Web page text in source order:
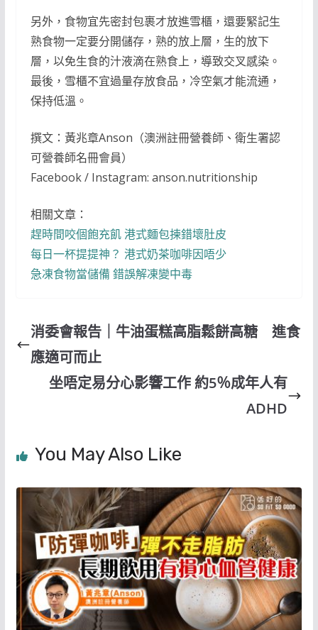
另外，食物宜先密封包裹才放進雪櫃，還要緊記生
熟食物一定要分開儲存，熟的放上層，生的放下
層，以免生食的汁液滴在熟食上，導致交叉感染。
最後，雪櫃不宜過量存放食品，冷空氣才能流通，
保持低溫。
撰文：黃兆章Anson（澳洲註冊營養師、衛生署認
可營養師名冊會員）
Facebook / Instagram: anson.nutritionship
相關文章：
趕時間咬個飽充飢 港式麵包揀錯壞肚皮
每日一杯提提神？ 港式奶茶咖啡因唔少
急凍食物當儲備 錯誤解凍變中毒
消委會報告｜牛油蛋糕高脂鬆餅高糖 進食
應適可而止
坐唔定易分心影響工作 約5％成年人有
ADHD
You May Also Like